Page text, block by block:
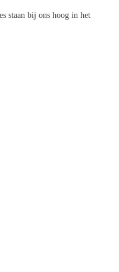
staan bij ons hoog in het